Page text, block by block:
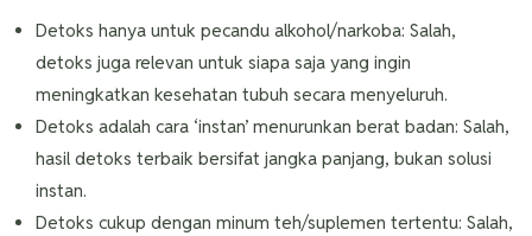
Detoks hanya untuk pecandu alkohol/narkoba: Salah,
detoks juga relevan untuk siapa saja yang ingin
meningkatkan kesehatan tubuh secara menyeluruh.
Detoks adalah cara ‘instan’ menurunkan berat badan: Salah,
hasil detoks terbaik bersifat jangka panjang, bukan solusi
instan.
Detoks cukup dengan minum teh/suplemen tertentu: Salah,